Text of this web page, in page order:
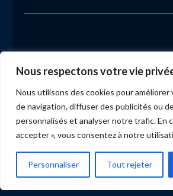
Nous respectons votre vie
Nous utilisons des cookies pour
de navigation, diffuser des publicités ou
personnalisés et analyser notre trafic. En
accepter », vous consentez à notre
Personnaliser Tout rejeter
ACCUEIL MARKETING
SERVICES
NUMÉRISATION
Facebook
X
PRODUCTION MD